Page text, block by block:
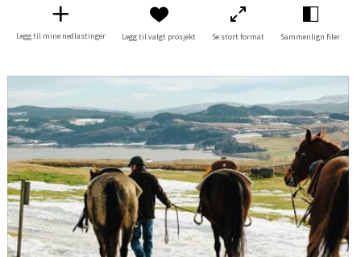
Legg til mine nedlastinger Legg til valgt prosjekt Se stort format Sammenlign filer